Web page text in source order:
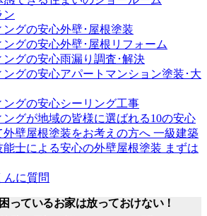
困っているお家は放っておけない！